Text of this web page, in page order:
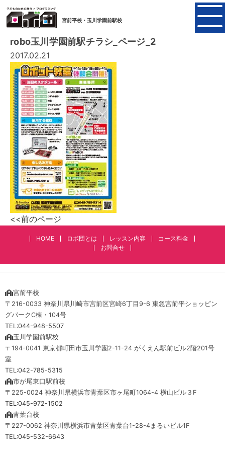
宮前平校・玉川学園前駅校
robo玉川学園前駅チラシ_ページ_2
2017.02.21
<<前のページ
HOME ロボ団とは レッスン内容
コース料金
お問合せ
宮前平校
〒216-0033 神奈川県川崎市宮前区宮崎6丁目9-6 東急宮前平ショッピン
グパークC棟・104号
TEL:044-948-5507
玉川学園前駅校
〒194-0041 東京都町田市玉川学園2-11-24 がくえん駅前ビル2階201号
室
TEL:042-785-5315
市が尾東口駅前校
〒225-0024 神奈川県横浜市青葉区市ヶ尾町1064-4 横山ビル３F
TEL:045-972-1502
青葉台校
〒227-0062 神奈川県横浜市青葉区青葉台1-28-4まるいビル1F
TEL:045-532-6643